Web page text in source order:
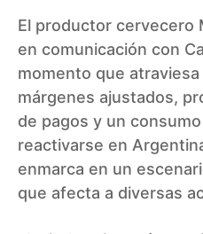
El productor cervecero
en comunicación con
momento que
márgenes ajustados,
de pagos y un
reactivarse en
enmarca en un
que afecta a diversas